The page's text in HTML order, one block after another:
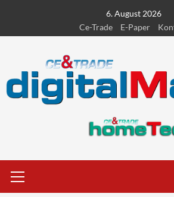
content
6. August 2026
Ce-Trade
E-Paper
Menu